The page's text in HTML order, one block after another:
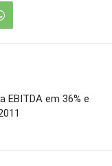
EBITDA em 36% e